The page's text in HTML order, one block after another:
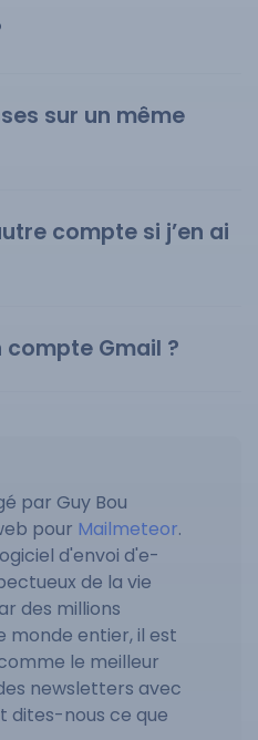
sur un même
compte si j’en ai
Gmail ?
par Guy Bou
pour Mailmeteor.
d'envoi d'e-
de la vie
des millions
monde entier, il est
le meilleur
newsletters avec
dites-nous ce que